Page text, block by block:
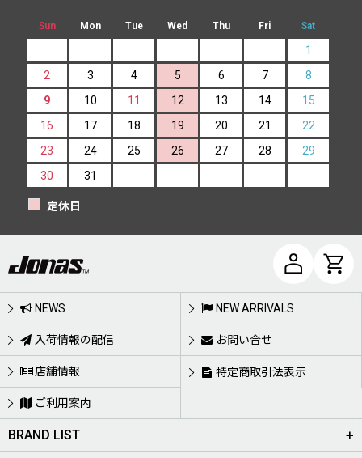
Sun Mon Tue Wed Thu Fri Sat
1
2
3 4 5 6 7
8
9
10 11 12 13 14
15
16
17 18 19 20 21
22
23
24 25 26 27 28
29
30
31
定休日
NEWS NEW ARRIVALS
入荷情報の配信 お問い合せ
店舗情報 特定商取引法表示
ご利用案内
BRAND LIST